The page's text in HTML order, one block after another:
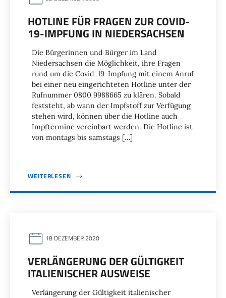
HOTLINE FÜR FRAGEN ZUR COVID-
19-IMPFUNG IN NIEDERSACHSEN
Die Bürgerinnen und Bürger im Land
Niedersachsen die Möglichkeit, ihre Fragen
rund um die Covid-19-Impfung mit einem Anruf
bei einer neu eingerichteten Hotline unter der
Rufnummer 0800 9988665 zu klären. Sobald
feststeht, ab wann der Impfstoff zur Verfügung
stehen wird, können über die Hotline auch
Impftermine vereinbart werden. Die Hotline ist
von montags bis samstags […]
WEITERLESEN
18 DEZEMBER 2020
VERLÄNGERUNG DER GÜLTIGKEIT
ITALIENISCHER AUSWEISE
Verlängerung der Gültigkeit italienischer